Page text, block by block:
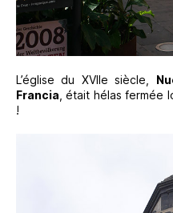
L’église du XVIIe siècle,
Francia , était hélas fermée
!